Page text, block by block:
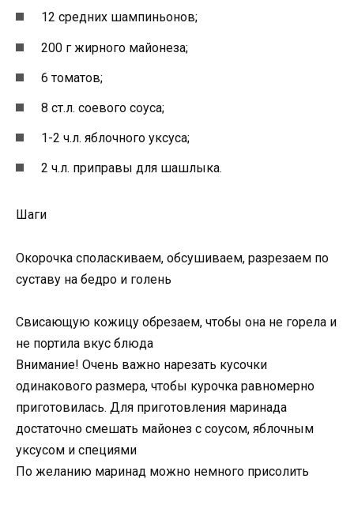
12 средних шампиньонов;
200 г жирного майонеза;
6 томатов;
8 ст.л. соевого соуса;
1-2 ч.л. яблочного уксуса;
2 ч.л. приправы для шашлыка.
Шаги
Окорочка споласкиваем, обсушиваем, разрезаем по
суставу на бедро и голень
Свисающую кожицу обрезаем, чтобы она не горела и
не портила вкус блюда
Внимание! Очень важно нарезать кусочки
одинакового размера, чтобы курочка равномерно
приготовилась. Для приготовления маринада
достаточно смешать майонез с соусом, яблочным
уксусом и специями
По желанию маринад можно немного присолить